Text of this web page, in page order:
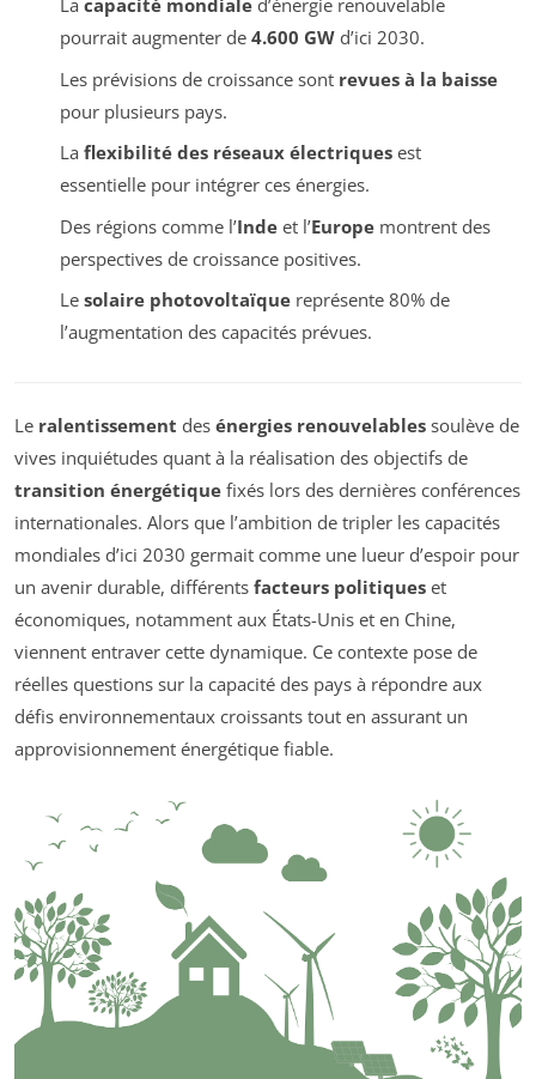
La capacité mondialed’énergie renouvelable
pourrait augmenter de 4.600 GWd’ici 2030.
Les prévisions de croissance sont revues à la baisse
pour plusieurs pays.
La flexibilité des réseaux électriquesest
essentielle pour intégrer ces énergies.
Des régions comme l’Indeet l’Europemontrent des
perspectives de croissance positives.
Le solaire photovoltaïquereprésente 80% de
l’augmentation des capacités prévues.
Le ralentissement des énergies renouvelables soulève de
vives inquiétudes quant à la réalisation des objectifs de
transition énergétique fixés lors des dernières conférences
internationales. Alors que l’ambition de tripler les capacités
mondiales d’ici 2030 germait comme une lueur d’espoir pour
un avenir durable, différents facteurs politiques et
économiques, notamment aux États-Unis et en Chine,
viennent entraver cette dynamique. Ce contexte pose de
réelles questions sur la capacité des pays à répondre aux
défis environnementaux croissants tout en assurant un
approvisionnement énergétique fiable.